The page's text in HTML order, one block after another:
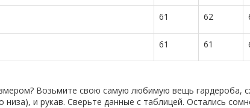
61 62
61 61
Возьмите свою самую любимую вещь
низа), и рукав. Сверьте данные с таблицей. Остались